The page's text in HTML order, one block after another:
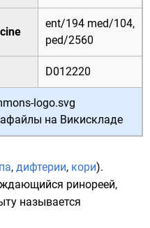
ent/194 med/104,
ped/2560
D012220
на Викискладе
, дифтерии, кори).
ринореей,
называется